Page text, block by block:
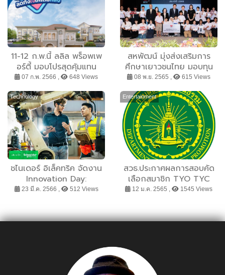
11-12 ก.พ.นี้ ลลิล พร็อพเพ
อร์ตี้ มอบโปรสุดคุ้มแทน
ความรักให้กับคนพิเศษ ใน
ทั้งใจให้เต็มหลัง” ลดจัดหนัก
สูงสุด 500000 บาท
07 ก.พ. 2566 , 648 Views
สหพัฒน์ มุ่งส่งเสริมการ
ศึกษาเยาวชนไทย มอบทุน
ต่อเนื่องปีที่ 9 แก่นักเรียน
บาท
08 พ.ย. 2565 , 615 Views
Technology
ชไนเดอร์ อิเล็คทริค จัดงาน
Innovation Day:
Industrial Solutions
23 มี.ค. 2566 , 512 Views
Entertainment
สวธ.ประกาศผลการสอบคัด
เลือกสมาชิก TYO TYC
TYW ประจำปี พ.ศ. ๒๕๖๕
12 ม.ค. 2565 , 1545 Views